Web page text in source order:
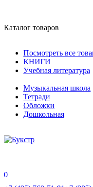
Каталог товаров
Посмотреть все
КНИГИ
Учебная литература
Музыкальная школа
Тетради
Обложки
Дошкольная
0